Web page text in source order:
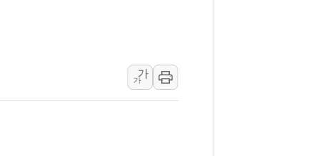
란와이어 "이란 최고지도자 위독…곧 사망해도 놀랍지 않아"
동발전, 해남군에 국내 최대 규모 400MW 태양광 착공…여의도 1.6배 규모
가
가